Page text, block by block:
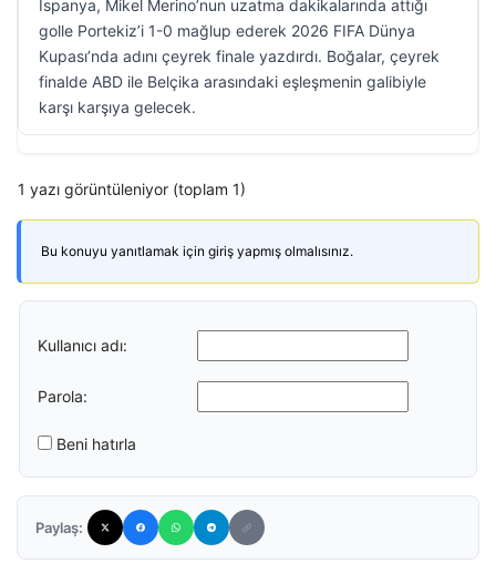
İspanya, Mikel Merino’nun uzatma dakikalarında attığı
golle Portekiz’i 1-0 mağlup ederek 2026 FIFA Dünya
Kupası’nda adını çeyrek finale yazdırdı. Boğalar, çeyrek
finalde ABD ile Belçika arasındaki eşleşmenin galibiyle
karşı karşıya gelecek.
1 yazı görüntüleniyor (toplam 1)
Bu konuyu yanıtlamak için giriş yapmış olmalısınız.
Kullanıcı adı:
Parola:
Beni hatırla
Paylaş: